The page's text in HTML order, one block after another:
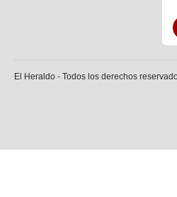
El Heraldo - Todos los derechos